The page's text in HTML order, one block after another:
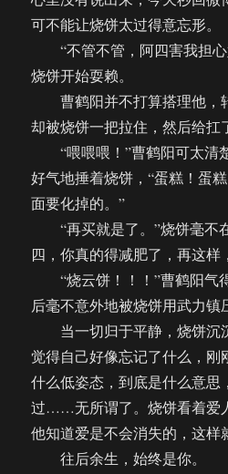
可不能让烧饼太过得意忘形。
“不管不管，阿四害我担心
烧饼开始耍赖。
曹鹤阳并不打算搭理他，
却被烧饼一把拉住，然后给扛
“喂喂喂！”曹鹤阳可太清
好气地捶着烧饼，“蛋糕！蛋
面要化掉的。”
“再买就是了。”烧饼毫不
四，你真的得减肥了，再这样
“烧云饼！！！”曹鹤阳气
后毫不意外地被烧饼用武力镇
当一切归于平静，烧饼沉
觉得自己好像忘记了什么，刚
什么低姿态，到底是什么意思
过……无所谓了。烧饼看着爱
他知道爱是不会消失的，这样
往后余生，始终是你。